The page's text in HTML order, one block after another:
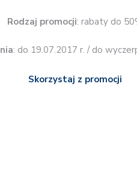
Rodzaj promocji: rabaty do
: do 19.07.2017 r. / do
Skorzystaj z promocji